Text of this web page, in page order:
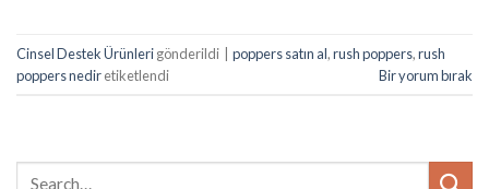
Cinsel Destek Ürünlerigönderildi poppers satın al,rush poppers,rush
poppers nediretiketlendi Bir yorum bırak